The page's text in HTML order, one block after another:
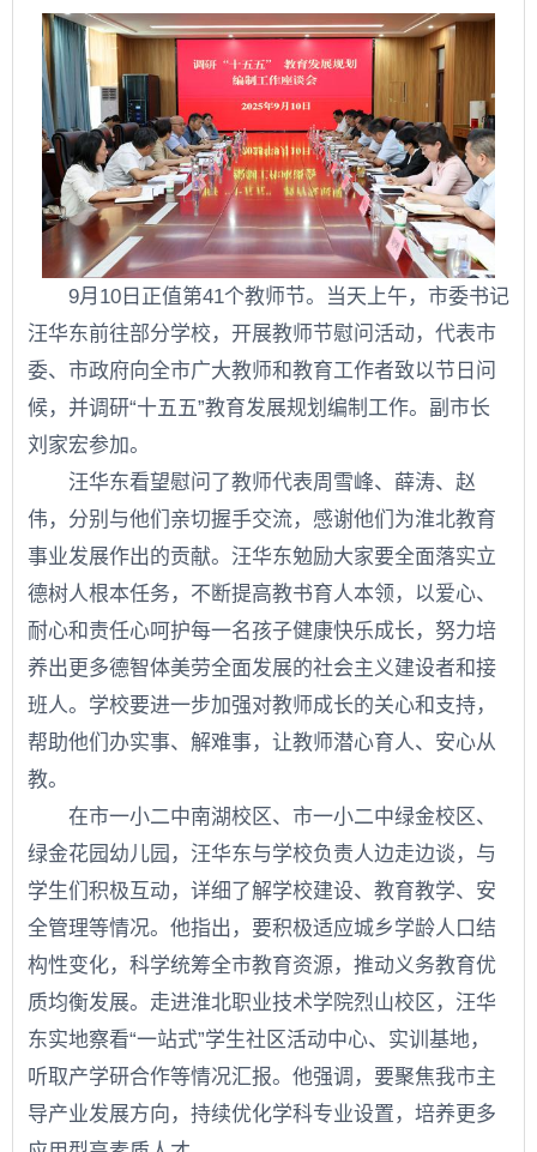
9月10日正值第41个教师节。当天上午，市委书记
汪华东前往部分学校，开展教师节慰问活动，代表市
委、市政府向全市广大教师和教育工作者致以节日问
候，并调研“十五五”教育发展规划编制工作。副市长
刘家宏参加。
汪华东看望慰问了教师代表周雪峰、薛涛、赵
伟，分别与他们亲切握手交流，感谢他们为淮北教育
事业发展作出的贡献。汪华东勉励大家要全面落实立
德树人根本任务，不断提高教书育人本领，以爱心、
耐心和责任心呵护每一名孩子健康快乐成长，努力培
养出更多德智体美劳全面发展的社会主义建设者和接
班人。学校要进一步加强对教师成长的关心和支持，
帮助他们办实事、解难事，让教师潜心育人、安心从
教。
在市一小二中南湖校区、市一小二中绿金校区、
绿金花园幼儿园，汪华东与学校负责人边走边谈，与
学生们积极互动，详细了解学校建设、教育教学、安
全管理等情况。他指出，要积极适应城乡学龄人口结
构性变化，科学统筹全市教育资源，推动义务教育优
质均衡发展。走进淮北职业技术学院烈山校区，汪华
东实地察看“一站式”学生社区活动中心、实训基地，
听取产学研合作等情况汇报。他强调，要聚焦我市主
导产业发展方向，持续优化学科专业设置，培养更多